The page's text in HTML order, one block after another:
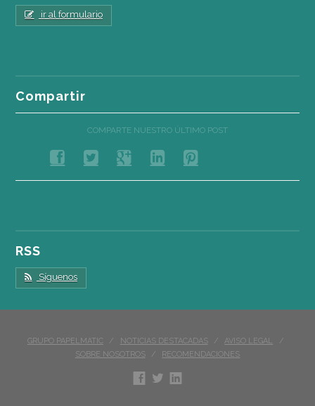
ir al formulario
Compartir
COMPARTE NUESTRO ÚLTIMO POST
RSS
Síguenos
GRUPO PAPELMATIC NOTICIAS DESTACADAS
AVISO LEGAL
SOBRE NOSOTROS
RECOMENDACIONES